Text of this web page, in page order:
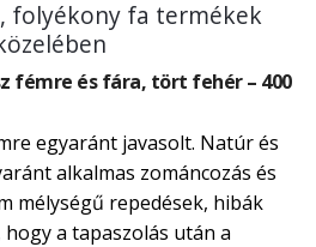
folyékony fa termékek
fémre és fára, tört fehér – 400
egyaránt javasolt. Natúr és
alkalmas zománcozás és
mélységű repedések, hibák
a tapaszolás után a